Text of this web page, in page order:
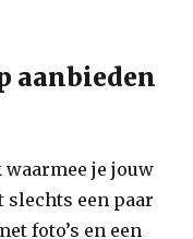
aanbieden
waarmee je jouw
slechts een paar
foto’s en een